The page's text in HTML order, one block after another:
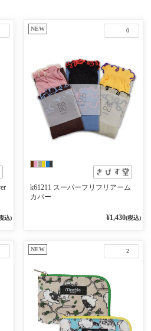
込)
0
NEW
k61211 スーパーフリフリアーム
カバー
¥1,430(税込)
2
NEW